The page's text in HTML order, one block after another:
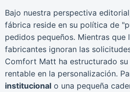
Bajo nuestra perspectiva
fábrica reside en su política de
pedidos pequeños. Mientras que
fabricantes ignoran las
Comfort Matt ha estructurado
rentable en la personalización.
institucional o una pequeña